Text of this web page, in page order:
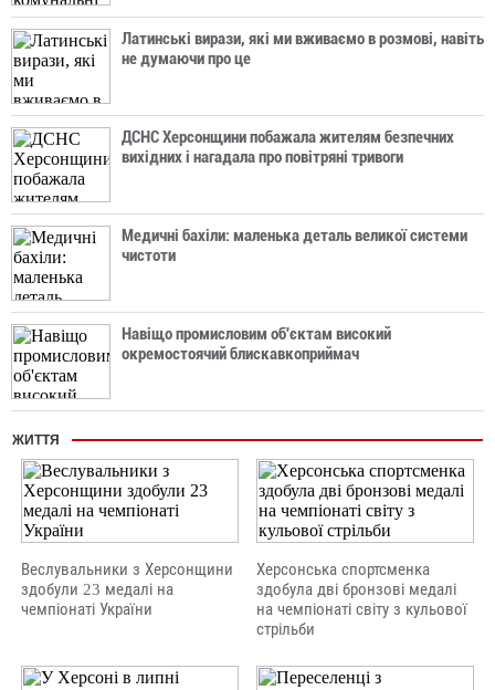
Латинські вирази, які ми вживаємо в розмові, навіть
не думаючи про це
ДСНС Херсонщини побажала жителям безпечних
вихідних і нагадала про повітряні тривоги
Медичні бахіли: маленька деталь великої системи
чистоти
Навіщо промисловим об'єктам високий
окремостоячий блискавкоприймач
ЖИТТЯ
Веслувальники з Херсонщини
здобули 23 медалі на
чемпіонаті України
Херсонська спортсменка
здобула дві бронзові медалі
на чемпіонаті світу з кульової
стрільби